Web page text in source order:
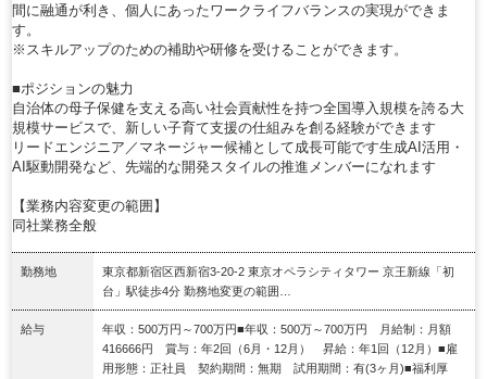
間に融通が利き、個人にあったワークライフバランスの実現ができま
す。
※スキルアップのための補助や研修を受けることができます。
■ポジションの魅力
自治体の母子保健を支える高い社会貢献性を持つ全国導入規模を誇る大
規模サービスで、新しい子育て支援の仕組みを創る経験ができます
リードエンジニア／マネージャー候補として成長可能です生成AI活用・
AI駆動開発など、先端的な開発スタイルの推進メンバーになれます
【業務内容変更の範囲】
同社業務全般
勤務地
東京都新宿区西新宿3‐20‐2 東京オペラシティタワー 京王新線「初
台」駅徒歩4分 勤務地変更の範囲…
給与
年収：500万円～700万円■年収：500万～700万円 月給制：月額
416666円 賞与：年2回（6月・12月） 昇給：年1回（12月）■雇
用形態：正社員 契約期間：無期 試用期間：有(3ヶ月)■福利厚